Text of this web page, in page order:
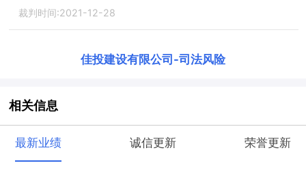
裁判时间:2021-12-28
佳投建设有限公司 -司法风险
相关信息
最新业绩 诚信更新 荣誉更新